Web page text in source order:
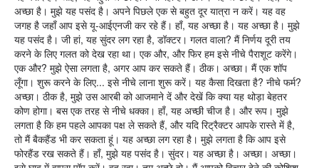
अच्छा है। मुझे यह पसंद है। अपने पिछले एक से बहुत दूर यात्रा न करें। यह वह
जगह है जहाँ आप इसे यू-आईएनजी कर रहे हैं। हाँ, यह अच्छा है। यह अच्छा है। मुझे
यह पसंद है। जी हां, यह सुंदर लग रहा है, डॉक्टर। गलत वाला? मैं निर्णय दूरी तय
करने के लिए गलत को देख रहा था। एक और, और फिर हम इसे नीचे पैराशूट करेंगे।
एक और? मुझे ऐसा लगता है, अगर आप कर सकते हैं। ठीक। अच्छा। मैं एक शॉप
लूँगा। शुरू करने के लिए... इसे नीचे लाना शुरू करें। यह कैसा दिखता है? नीचे फर्म?
अच्छा। ठीक है, मुझे उस आरबी को आजमाने दें और देखें कि क्या यह थोड़ा बेहतर
कोण होगा। बस एक तरह से नीचे धक्का। हाँ, यह अच्छी चीज है। और रूप। मुझे
लगता है कि हम पहले आपका पक्ष ले सकते हैं, और यदि रिट्रैक्टर आपके रास्ते में है,
तो मैं बैकहैंड भी कर सकता हूं। यह अच्छा लग रहा है। मुझे लगता है कि आप इसे
फोरहैंड रख सकते हैं। हाँ, मुझे यह पसंद है। सुंदर। यह अच्छा है। अच्छा। अच्छा।